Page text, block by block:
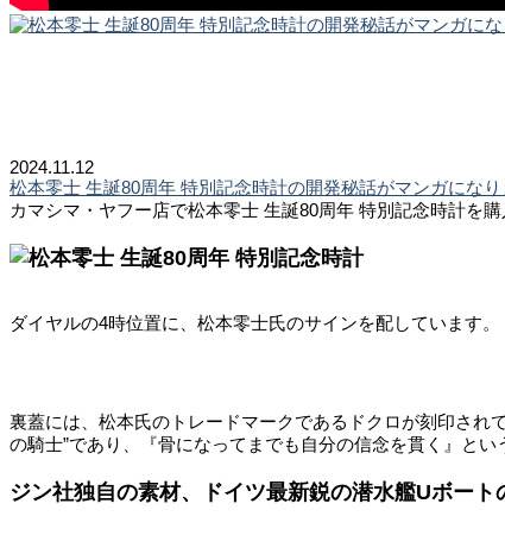
2024.11.12
松本零士 生誕80周年 特別記念時計の開発秘話がマンガになり
カマシマ・ヤフー店で松本零士 生誕80周年 特別記念時計を購
ダイヤルの4時位置に、松本零士氏のサインを配しています。
裏蓋には、松本氏のトレードマークであるドクロが刻印され
の騎士”であり、『骨になってまでも自分の信念を貫く』と
ジン社独自の素材、ドイツ最新鋭の潜水艦Uボート